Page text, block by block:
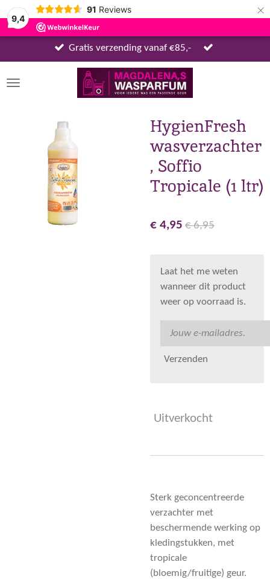
9,4
91 Reviews ×
Gratis verzending vanaf €85,-
HygienFresh
wasverzachter
, Soffio
Tropicale (1 ltr)
€ 4,95 € 6,95
Laat het me weten
wanneer dit product
weer op voorraad is.
Verzenden
Uitverkocht
Sterk geconcentreerde
verzachter met
beschermende werking op
kledingstukken, met
tropicale
(bloemig/fruitige) geur.